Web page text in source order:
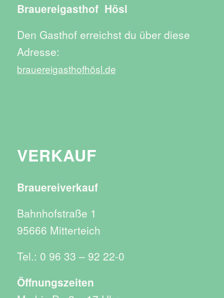
Brauereigasthof Hösl
Den Gasthof erreichst du über diese
Adresse:
brauereigasthofhösl.de
VERKAUF
Brauereiverkauf
Bahnhofstraße 1
95666 Mitterteich
Tel.: 0 96 33 – 92 22-0
Öffnungszeiten